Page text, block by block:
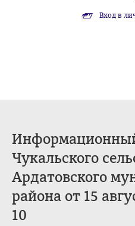
Вход в
Чукальского
Ардатовского
района от 15
10